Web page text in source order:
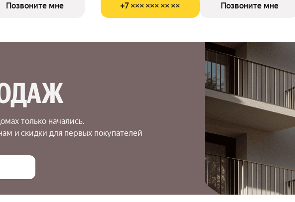
Позвоните мне +7 ××× ××× ×× ×× Позвоните мне
только начались.
и скидки для первых покупателей